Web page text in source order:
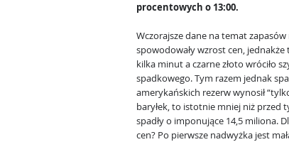
procentowych o 13:00.
Wczorajsze dane na temat
spowodowały wzrost cen, jednakże
kilka minut a czarne złoto wróciło
spadkowego. Tym razem jednak
amerykańskich rezerw wynosił
baryłek, to istotnie mniej niż przed
spadły o imponujące 14,5 miliona.
cen? Po pierwsze nadwyżka jest